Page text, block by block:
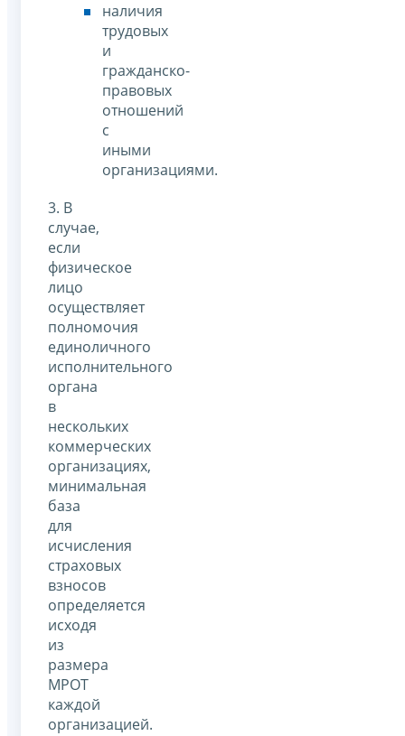
наличия
трудовых
и
гражданско-
правовых
отношений
с
иными
организациями.
3. В
случае,
если
физическое
лицо
осуществляет
полномочия
единоличного
исполнительного
органа
в
нескольких
коммерческих
организациях,
минимальная
база
для
исчисления
страховых
взносов
определяется
исходя
из
размера
МРОТ
каждой
организацией.